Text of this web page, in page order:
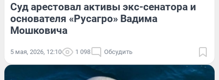
Суд арестовал активы экс-сенатора и
основателя «Русагро» Вадима
Мошковича
5 мая, 2026, 12:10 1 098 Обсудить